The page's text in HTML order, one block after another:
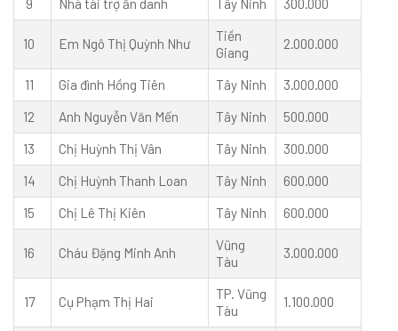
9 Nhà tài trợ ẩn danh Tây Ninh 300.000
10 Em Ngô Thị Quỳnh Như
Tiền
Giang
2.000.000
11 Gia đình Hồng Tiên Tây Ninh
3.000.000
12
Anh Nguyễn Văn Mến Tây Ninh
500.000
13
Chị Huỳnh Thị Vân Tây Ninh
300.000
14
Chị Huỳnh Thanh Loan Tây Ninh
600.000
15
Chị Lê Thị Kiên Tây Ninh 600.000
16 Cháu Đặng Minh Anh
Vũng
Tàu
3.000.000
17 Cụ Phạm Thị Hai
TP. Vũng
Tàu
1.100.000